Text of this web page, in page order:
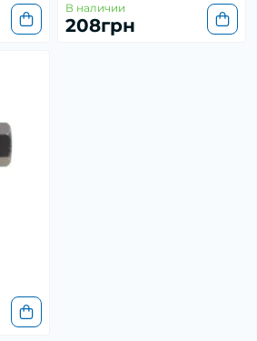
В наличии
208грн